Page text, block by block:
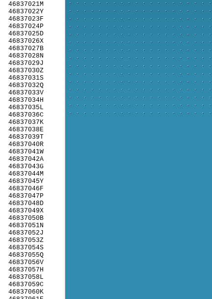
46837021M
46837022Y
46837023F
46837024P
46837025D
46837026X
46837027B
46837028N
46837029J
46837030Z
46837031S
46837032Q
46837033V
46837034H
46837035L
46837036C
46837037K
46837038E
46837039T
46837040R
46837041W
46837042A
46837043G
46837044M
46837045Y
46837046F
46837047P
46837048D
46837049X
46837050B
46837051N
46837052J
46837053Z
46837054S
46837055Q
46837056V
46837057H
46837058L
46837059C
46837060K